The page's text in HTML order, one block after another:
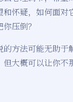
怀疑，如何面对
压倒？
方法可能无助于
大概可以让你不